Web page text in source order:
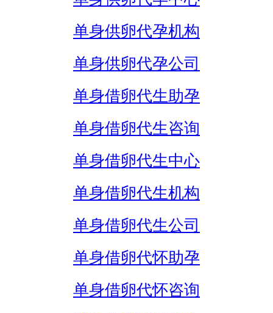
单身供卵代孕机构
单身供卵代孕公司
单身借卵代生助孕
单身借卵代生咨询
单身借卵代生中心
单身借卵代生机构
单身借卵代生公司
单身借卵代怀助孕
单身借卵代怀咨询